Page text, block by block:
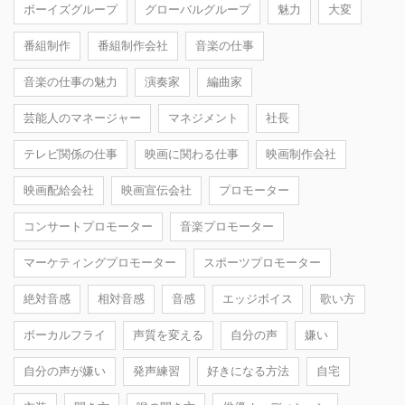
ボーイズグループ グローバルグループ 魅力 大変
番組制作 番組制作会社 音楽の仕事
音楽の仕事の魅力 演奏家 編曲家
芸能人のマネージャー マネジメント 社長
テレビ関係の仕事 映画に関わる仕事 映画制作会社
映画配給会社 映画宣伝会社 プロモーター
コンサートプロモーター 音楽プロモーター
マーケティングプロモーター スポーツプロモーター
絶対音感 相対音感 音感 エッジボイス 歌い方
ボーカルフライ 声質を変える 自分の声 嫌い
自分の声が嫌い 発声練習 好きになる方法 自宅